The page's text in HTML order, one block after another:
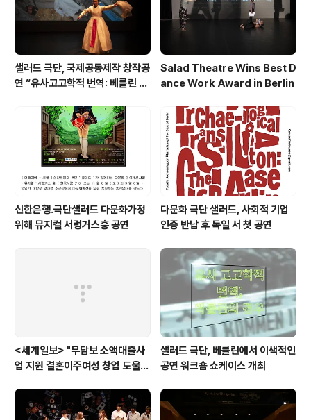
샐러드 극단, 국제공동제작 창작공
연 “유사고고학적 번역: 베를린 사
Salad Theatre Wins Best D
ance Work Award in Berlin
신한은행.극단샐러드 다문화가정
위해 뮤지컬 서렁거스훙 공연
다문화 극단 샐러드, 사회적 기업
인증 반납 후 독일 서 첫 공연
<세계일보> "무담보 소액대출사
업 지원 결혼이주여성 창업 도울
샐러드 극단, 베를린에서 이색적인
공연 워크숍 쇼케이스 개최